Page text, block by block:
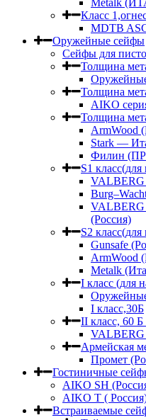
Класс
MDTB
Оружейные сейфы
Сейфы для
Толщина
Толщина
AIKO
Толщина
ArmWood
Stark —
Филин
S1 класс(для
VALBERG
(Россия)
S2 класс(для
Gunsafe
ArmWood
Metalk
I класс (для
I класс,30Б
II класс, 60
VALBERG
Армейская
Промет
Гостиничные
AIKO SH
AIKO Т (
Встраиваемые